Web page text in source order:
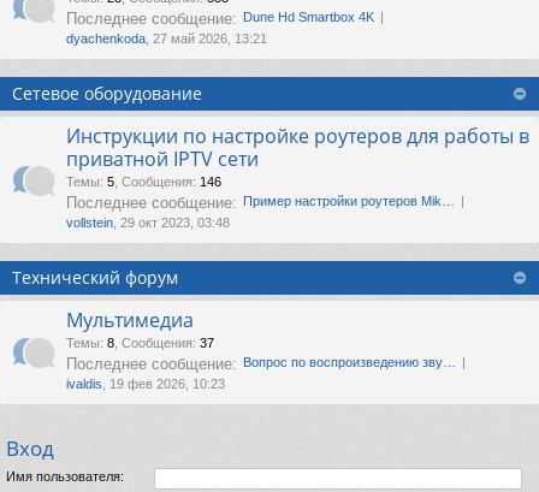
Последнее сообщение: Dune Hd Smartbox 4K
dyachenkoda , 27 май 2026, 13:21
Сетевое оборудование
Инструкции по настройке роутеров для работы в
приватной IPTV сети
Темы: 5 Сообщения: 146
Последнее сообщение: Пример настройки роутеров Mik…
vollstein , 29 окт 2023, 03:48
Технический форум
Мультимедиа
Темы: 8 Сообщения: 37
Последнее сообщение: Вопрос по воспроизведению зву…
ivaldis , 19 фев 2026, 10:23
Вход
Имя пользователя: